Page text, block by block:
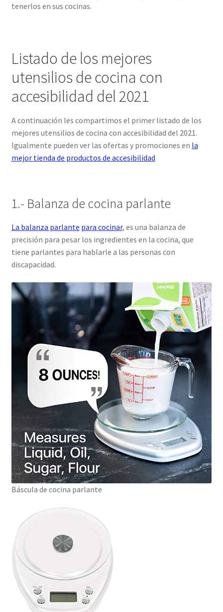
tenerlos en sus cocinas.
Listado de los mejores
utensilios de cocina con
accesibilidad del 2021
A continuación les compartimos el primer listado de los
mejores utensilios de cocina con accesibilidad del 2021.
Igualmente pueden ver las ofertas y promociones en la
mejor tienda de productos de accesibilidad
1.- Balanza de cocina parlante
La balanza parlante para cocinar, es una balanza de
precisión para pesar los ingredientes en la cocina, que
tiene parlantes para hablarle a las personas con
discapacidad.
Báscula de cocina parlante